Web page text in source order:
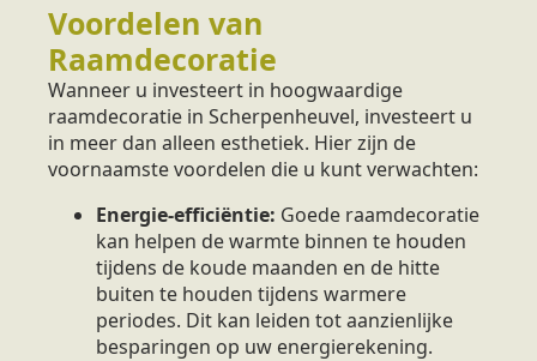
Voordelen van
Raamdecoratie
Wanneer u investeert in hoogwaardige
raamdecoratie in Scherpenheuvel, investeert u
in meer dan alleen esthetiek. Hier zijn de
voornaamste voordelen die u kunt verwachten:
Energie-efficiëntie: Goede raamdecoratie
kan helpen de warmte binnen te houden
tijdens de koude maanden en de hitte
buiten te houden tijdens warmere
periodes. Dit kan leiden tot aanzienlijke
besparingen op uw energierekening.